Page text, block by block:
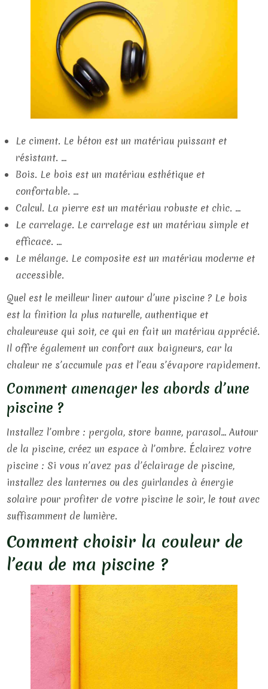
Le ciment. Le béton est un matériau puissant et
résistant. …
Bois. Le bois est un matériau esthétique et
confortable. …
Calcul. La pierre est un matériau robuste et chic. …
Le carrelage. Le carrelage est un matériau simple et
efficace. …
Le mélange. Le composite est un matériau moderne et
accessible.
Quel est le meilleur liner autour d’une piscine ? Le bois
est la finition la plus naturelle, authentique et
chaleureuse qui soit, ce qui en fait un matériau apprécié.
Il offre également un confort aux baigneurs, car la
chaleur ne s’accumule pas et l’eau s’évapore rapidement.
Comment amenager les abords d’une
piscine ?
Installez l’ombre : pergola, store banne, parasol… Autour
de la piscine, créez un espace à l’ombre. Éclairez votre
piscine : Si vous n’avez pas d’éclairage de piscine,
installez des lanternes ou des guirlandes à énergie
solaire pour profiter de votre piscine le soir, le tout avec
suffisamment de lumière.
Comment choisir la couleur de
l’eau de ma piscine ?